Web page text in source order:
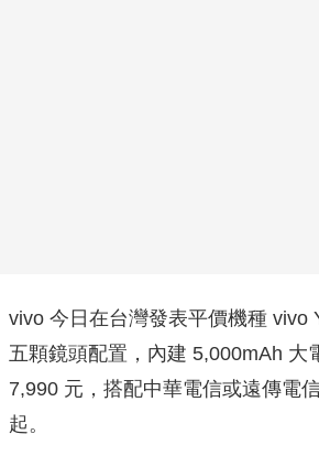
vivo 今日在台灣發表平價機種 vivo
五顆鏡頭配置，內建 5,000mAh 大
7,990 元，搭配中華電信或遠傳電
起。